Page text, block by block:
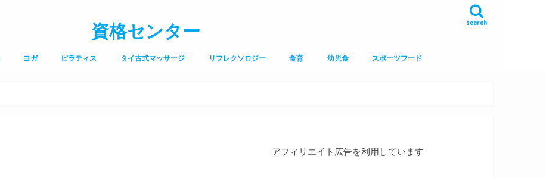
資格センター search
ヨガ ピラティス タイ古式マッサージ リフレクソロジー 食育 幼児食 スポーツフード
アフィリエイト広告を利用しています